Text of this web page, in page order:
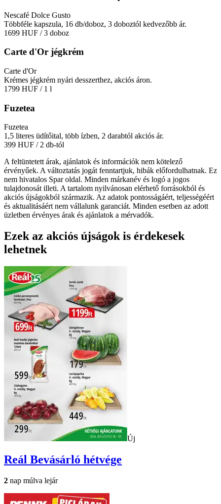
Nescafé Dolce Gusto
Többféle kapszula, 16 db/doboz, 3 doboztól kedvezőbb ár.
1699 HUF / 3 doboz
Carte d'Or jégkrém
Carte d'Or
Krémes jégkrém nyári desszerthez, akciós áron.
1799 HUF / 1 l
Fuzetea
Fuzetea
1,5 literes üdítőital, több ízben, 2 darabtól akciós ár.
399 HUF / 2 db-tól
A feltüntetett árak, ajánlatok és információk nem kötelező
érvényűek. A változtatás jogát fenntartjuk, hibák előfordulhatnak. Ez
nem hivatalos Spar oldal. Minden márkanév és logó a jogos
tulajdonosát illeti. A tartalom nyilvánosan elérhető forrásokból és
akciós újságokból származik. Az adatok pontosságáért, teljességéért
és aktualitásáért nem vállalunk garanciát. Minden esetben az adott
üzletben érvényes árak és ajánlatok a mérvadók.
Ezek az akciós újságok is érdekesek
lehetnek
Új
Reál Bevásárló hétvége
2 nap múlva lejár